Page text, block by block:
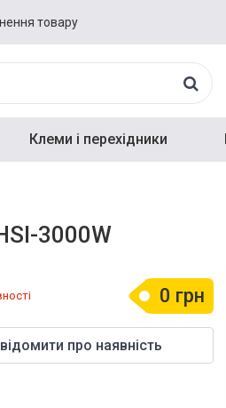
товару
Клеми і перехідники
3000W
0 грн
про наявність